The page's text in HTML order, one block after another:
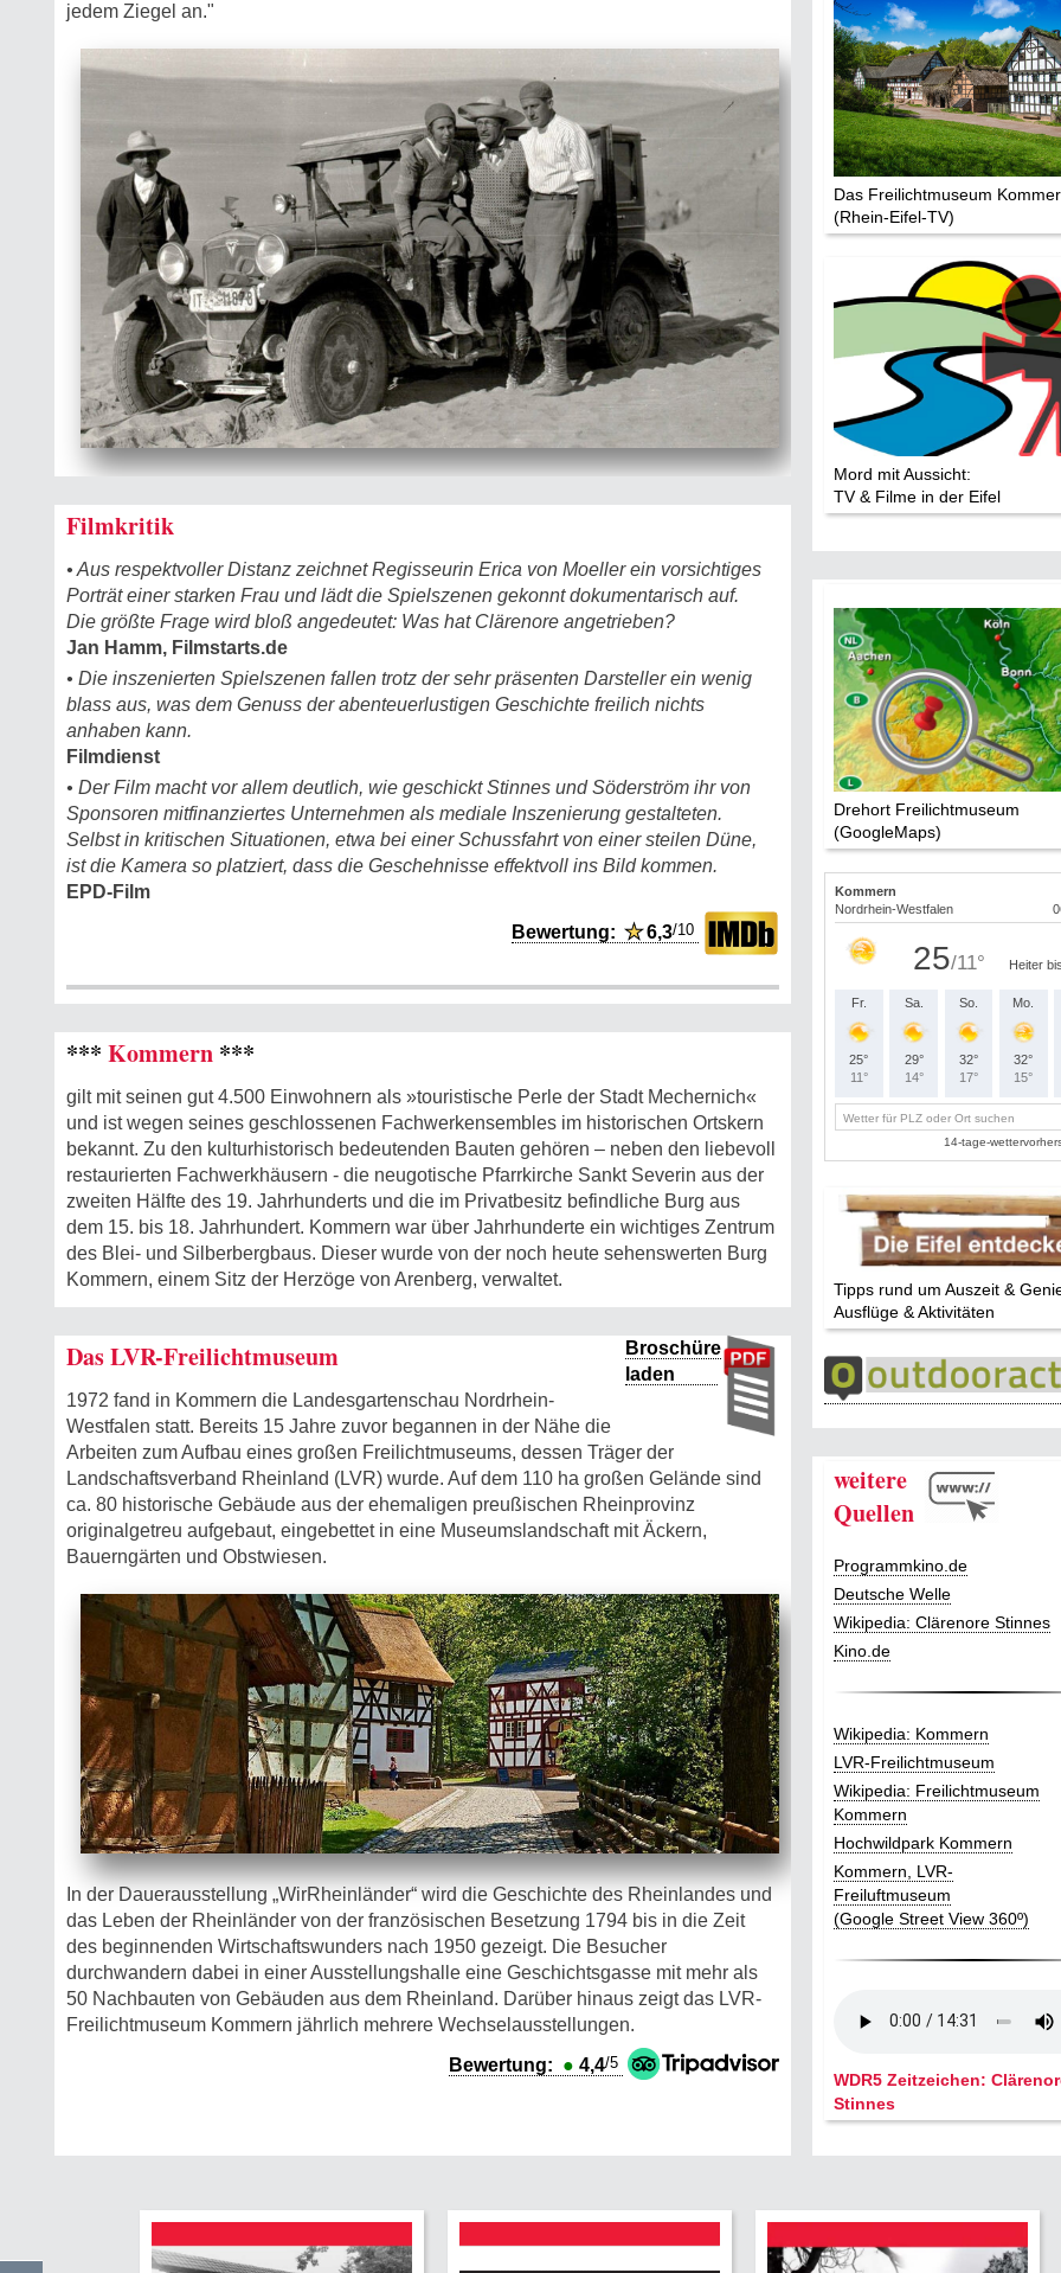
jedem Ziegel an."
Filmkritik
• Aus respektvoller Distanz zeichnet Regisseurin Erica von Moeller ein vorsichtiges
Porträt einer starken Frau und lädt die Spielszenen gekonnt dokumentarisch auf.
Die größte Frage wird bloß angedeutet: Was hat Clärenore angetrieben?
Jan Hamm, Filmstarts.de
• Die inszenierten Spielszenen fallen trotz der sehr präsenten Darsteller ein wenig
blass aus, was dem Genuss der abenteuerlustigen Geschichte freilich nichts
anhaben kann.
Filmdienst
• Der Film macht vor allem deutlich, wie geschickt Stinnes und Söderström ihr von
Sponsoren mitfinanziertes Unternehmen als mediale Inszenierung gestalteten.
Selbst in kritischen Situationen, etwa bei einer Schussfahrt von einer steilen Düne,
ist die Kamera so platziert, dass die Geschehnisse effektvoll ins Bild kommen.
EPD-Film
Bewertung:★6,3/10
*** Kommern ***
gilt mit seinen gut 4.500 Einwohnern als »touristische Perle der Stadt Mechernich«
und ist wegen seines geschlossenen Fachwerkensembles im historischen Ortskern
bekannt. Zu den kulturhistorisch bedeutenden Bauten gehören – neben den liebevoll
restaurierten Fachwerkhäusern - die neugotische Pfarrkirche Sankt Severin aus der
zweiten Hälfte des 19. Jahrhunderts und die im Privatbesitz befindliche Burg aus
dem 15. bis 18. Jahrhundert. Kommern war über Jahrhunderte ein wichtiges Zentrum
des Blei- und Silberbergbaus. Dieser wurde von der noch heute sehenswerten Burg
Kommern, einem Sitz der Herzöge von Arenberg, verwaltet.
Broschüre
laden
Das LVR-Freilichtmuseum
1972 fand in Kommern die Landesgartenschau Nordrhein-
Westfalen statt. Bereits 15 Jahre zuvor begannen in der Nähe die
Arbeiten zum Aufbau eines großen Freilichtmuseums, dessen Träger der
Landschaftsverband Rheinland (LVR) wurde. Auf dem 110 ha großen Gelände sind
ca. 80 historische Gebäude aus der ehemaligen preußischen Rheinprovinz
originalgetreu aufgebaut, eingebettet in eine Museumslandschaft mit Äckern,
Bauerngärten und Obstwiesen.
In der Dauerausstellung „WirRheinländer“ wird die Geschichte des Rheinlandes und
das Leben der Rheinländer von der französischen Besetzung 1794 bis in die Zeit
des beginnenden Wirtschaftswunders nach 1950 gezeigt. Die Besucher
durchwandern dabei in einer Ausstellungshalle eine Geschichtsgasse mit mehr als
50 Nachbauten von Gebäuden aus dem Rheinland. Darüber hinaus zeigt das LVR-
Freilichtmuseum Kommern jährlich mehrere Wechselausstellungen.
Bewertung: ● 4,4/5
Das Freilichtmuseum
(Rhein-Eifel-TV)
Mord mit Aussicht:
TV & Filme in der Eifel
Drehort Freilichtmuseum
(GoogleMaps)
Tipps rund um Auszeit &
Ausflüge & Aktivitäten
weitere
Quellen
Programmkino.de
Deutsche Welle
Wikipedia: Clärenore Stinnes
Kino.de
Wikipedia: Kommern
LVR-Freilichtmuseum
Wikipedia: Freilichtmuseum
Kommern
Hochwildpark Kommern
Kommern, LVR-
Freiluftmuseum
(Google Street View 360º)
WDR5 Zeitzeichen:
Stinnes